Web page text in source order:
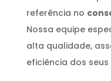
referência no
Nossa equipe
alta qualidade,
eficiência dos